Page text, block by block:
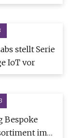
stellt Serie
IoT vor
Bespoke
im